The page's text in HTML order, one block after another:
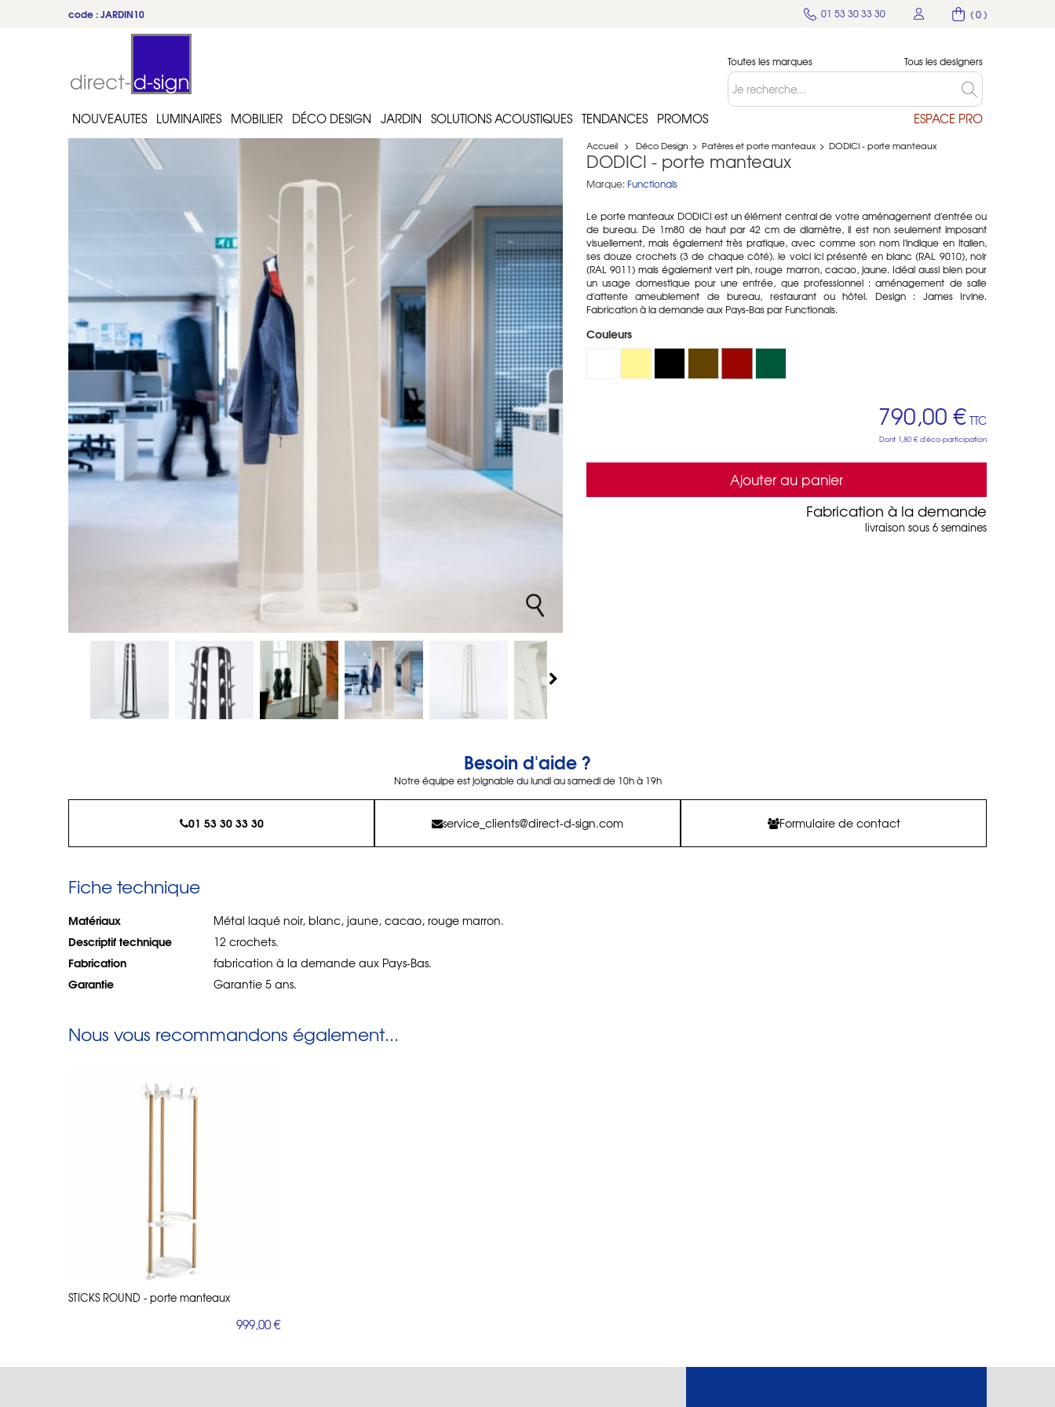
( 0 )
01 53 30 33 30
code : JARDIN10
Toutes les marques Tous les designers
NOUVEAUTES LUMINAIRES MOBILIER DÉCO DESIGN JARDIN SOLUTIONS ACOUSTIQUES TENDANCES PROMOS ESPACE PRO
Accueil > Déco Design > Patères et porte manteaux > DODICI - porte manteaux
DODICI - porte manteaux
Marque: Functionals
Le porte manteaux DODICI est un élément central de votre aménagement d'entrée ou
de bureau. De 1m80 de haut par 42 cm de diamètre, il est non seulement imposant
visuellement, mais également très pratique, avec comme son nom l'indique en italien,
ses douze crochets (3 de chaque côté). le voici ici présenté en blanc (RAL 9010), noir
(RAL 9011) mais également vert pin, rouge marron, cacao, jaune. Idéal aussi bien pour
un usage domestique pour une entrée, que professionnel : aménagement de salle
d'attente ameublement de bureau, restaurant ou hôtel. Design : James Irvine.
Fabrication à la demande aux Pays-Bas par Functionals.
Couleurs
790,00 € TTC
Dont 1,80 € d'éco-participation
Ajouter au panier
Fabrication à la demande
livraison sous 6 semaines
Besoin d'aide ?
Notre équipe est joignable du lundi au samedi de 10h à 19h
01 53 30 33 30 service_clients@direct-d-sign.com Formulaire de contact
Fiche technique
Matériaux Métal laqué noir, blanc, jaune, cacao, rouge marron.
Descriptif technique 12 crochets.
Fabrication fabrication à la demande aux Pays-Bas.
Garantie Garantie 5 ans.
Nous vous recommandons également...
STICKS ROUND - porte manteaux
999,00 €